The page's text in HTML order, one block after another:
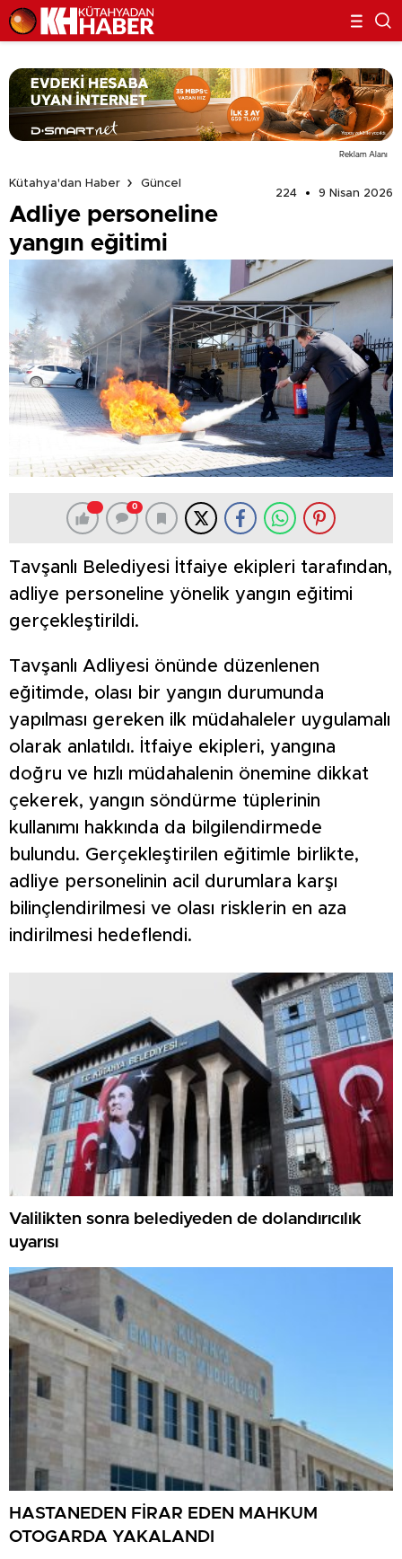
Reklam Alanı
Kütahya'dan Haber
Güncel
224
9 Nisan 2026
Adliye personeline
yangın eğitimi
0
Tavşanlı Belediyesi İtfaiye ekipleri tarafından,
adliye personeline yönelik yangın eğitimi
gerçekleştirildi.
Tavşanlı Adliyesi önünde düzenlenen
eğitimde, olası bir yangın durumunda
yapılması gereken ilk müdahaleler uygulamalı
olarak anlatıldı. İtfaiye ekipleri, yangına
doğru ve hızlı müdahalenin önemine dikkat
çekerek, yangın söndürme tüplerinin
kullanımı hakkında da bilgilendirmede
bulundu. Gerçekleştirilen eğitimle birlikte,
adliye personelinin acil durumlara karşı
bilinçlendirilmesi ve olası risklerin en aza
indirilmesi hedeflendi.
Valilikten sonra belediyeden de dolandırıcılık
uyarısı
HASTANEDEN FİRAR EDEN MAHKUM
OTOGARDA YAKALANDI